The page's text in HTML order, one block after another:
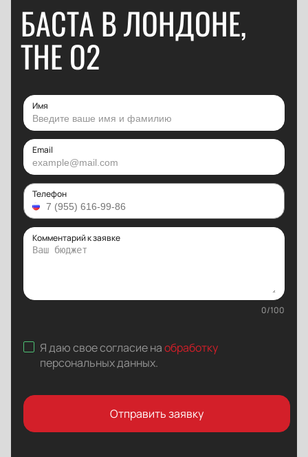
БАСТА В ЛОНДОНЕ,
THE O2
Имя
Email
Телефон
Комментарий к заявке
0/100
Я даю свое согласие наобработку
персональных данных.
Отправить заявку